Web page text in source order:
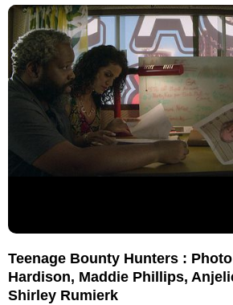
Teenage Bounty Hunters :
Hardison, Maddie Phillips,
Shirley Rumierk